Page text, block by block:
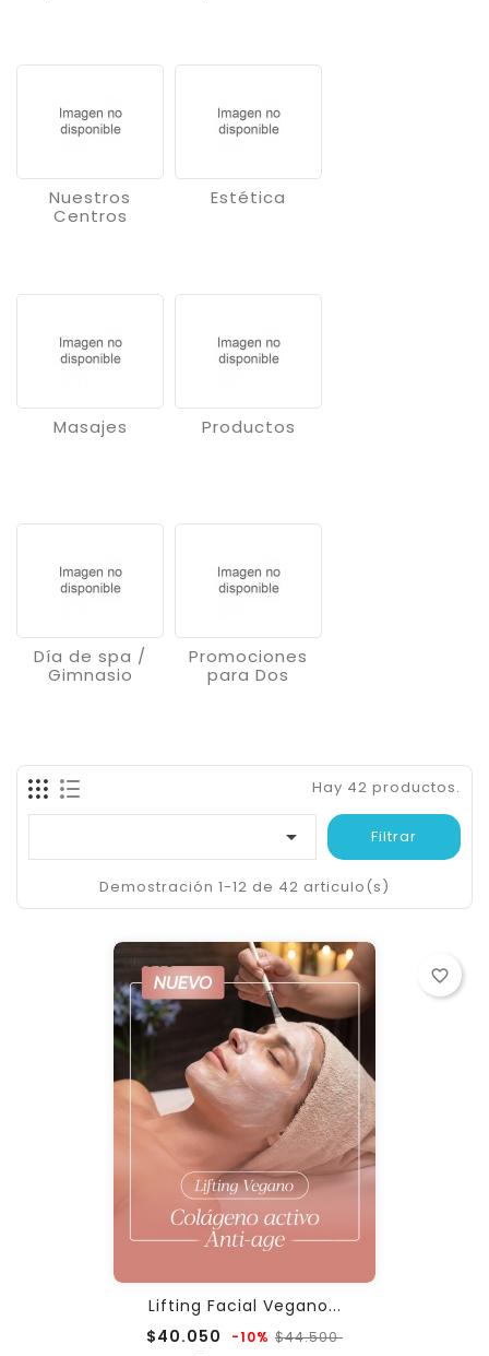
Nuestros
Centros
Estética
Masajes Productos
Día de spa /
Gimnasio
Promociones
para Dos
Hay 42 productos.
 Filtrar
Demostración 1-12 de 42 articulo(s)
Nuevo
Lifting Facial Vegano...
$40.050 Precio
-10% $44.500Precio
favorite_border